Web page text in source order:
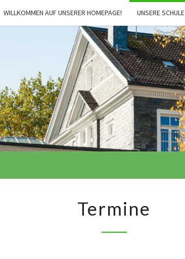
WILLKOMMEN AUF UNSERER HOMEPAGE! UNSERE SCHULE
Termine